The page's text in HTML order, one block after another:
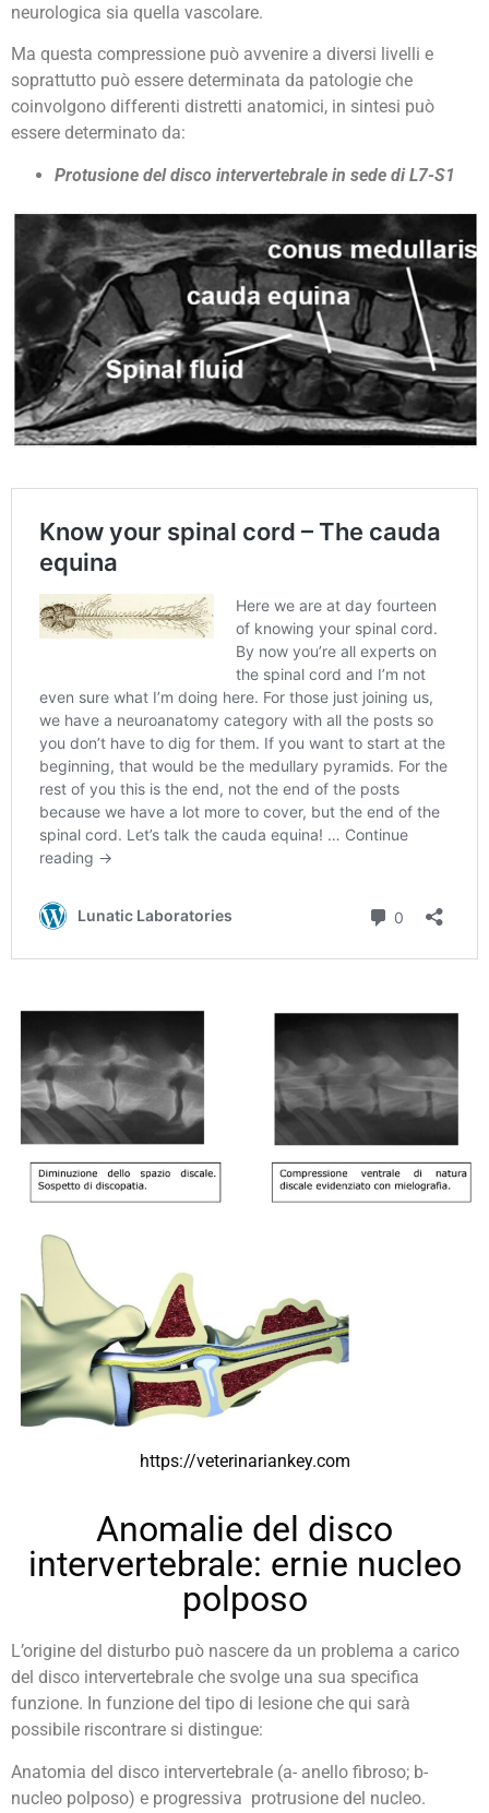
neurologica sia quella vascolare.
Ma questa compressione può avvenire a diversi livelli e
soprattutto può essere determinata da patologie che
coinvolgono differenti distretti anatomici, in sintesi può
essere determinato da:
Protusione del disco intervertebrale in sede di L7-S1
https://veterinariankey.com
Anomalie del disco
intervertebrale: ernie nucleo
polposo
L’origine del disturbo può nascere da un problema a carico
del disco intervertebrale che svolge una sua specifica
funzione. In funzione del tipo di lesione che qui sarà
possibile riscontrare si distingue:
Anatomia del disco intervertebrale (a- anello fibroso; b-
nucleo polposo) e progressiva protrusione del nucleo.